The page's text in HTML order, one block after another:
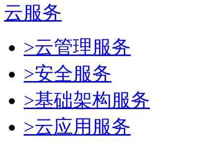
云服务
>云管理服务
>安全服务
>基础架构服务
>云应用服务